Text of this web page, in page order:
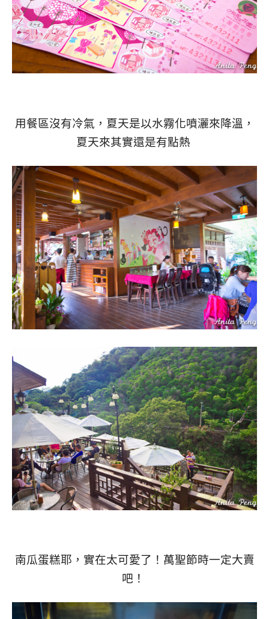
用餐區沒有冷氣，夏天是以水霧化噴灑來降溫，
夏天來其實還是有點熱
南瓜蛋糕耶，實在太可愛了！萬聖節時一定大賣
吧！